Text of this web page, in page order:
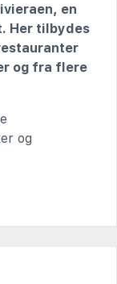
en
Her tilbydes
og fra flere
og